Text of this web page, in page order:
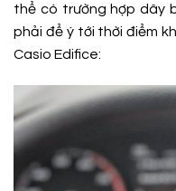
thể có trường hợp dây
phải để ý tới thời điểm
Casio Edifice: